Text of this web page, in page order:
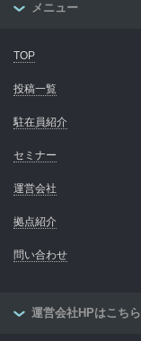
メニュー
TOP
投稿一覧
駐在員紹介
セミナー
運営会社
拠点紹介
問い合わせ
運営会社HPはこちら